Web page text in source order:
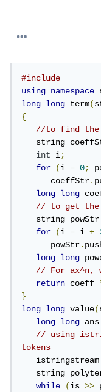
#include
using
namespace
long
long term(
{
//to find
string
int
i;
for
(i = 0;
      coeffStr
.
long
long
// to get the
string
for
(i = i +
      powStr
.
long
long
// For ax^n,
return coeff
}
long
long value(
long
long
// using
tokens
string
while
(is >>